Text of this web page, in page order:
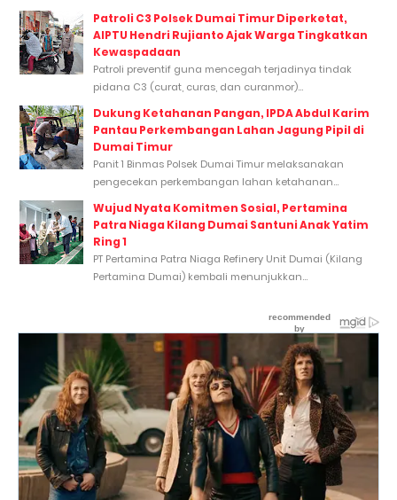
Patroli C3 Polsek Dumai Timur Diperketat,
AIPTU Hendri Rujianto Ajak Warga Tingkatkan
Kewaspadaan
Patroli preventif guna mencegah terjadinya tindak
pidana C3 (curat, curas, dan curanmor)...
Dukung Ketahanan Pangan, IPDA Abdul Karim
Pantau Perkembangan Lahan Jagung Pipil di
Dumai Timur
Panit 1 Binmas Polsek Dumai Timur melaksanakan
pengecekan perkembangan lahan ketahanan...
Wujud Nyata Komitmen Sosial, Pertamina
Patra Niaga Kilang Dumai Santuni Anak Yatim
Ring 1
PT Pertamina Patra Niaga Refinery Unit Dumai (Kilang
Pertamina Dumai) kembali menunjukkan...